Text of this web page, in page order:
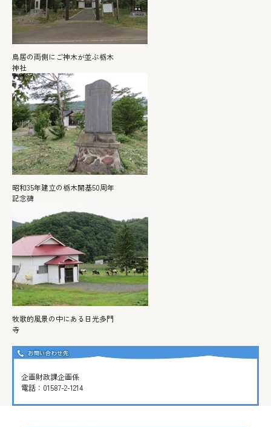
鳥居の両側にご神木が並ぶ栃木
神社
昭和35年建立の栃木開基50周年
記念碑
牧歌的風景の中にある日光多門
寺
企画財政課企画係
電話： 01587-2-1214